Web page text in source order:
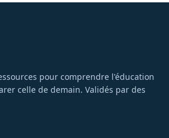
pour comprendre l'éducation
celle de demain. Validés par des